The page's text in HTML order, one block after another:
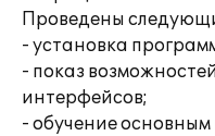
Проведены
- установка
- показ
интерфейсов;
- обучение